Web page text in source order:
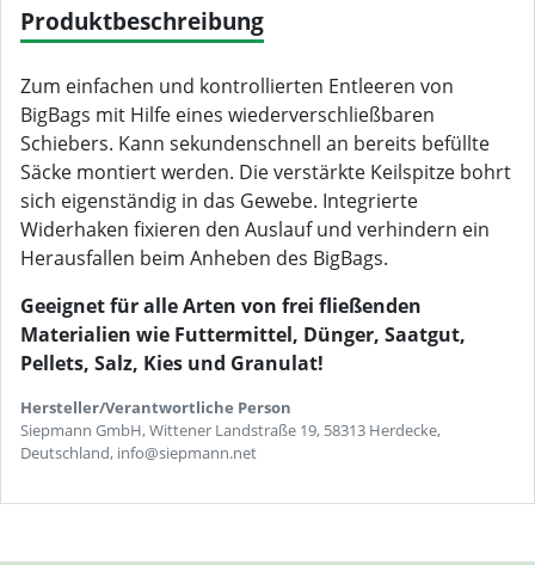
Produktbeschreibung
Zum einfachen und kontrollierten Entleeren von
BigBags mit Hilfe eines wiederverschließbaren
Schiebers. Kann sekundenschnell an bereits befüllte
Säcke montiert werden. Die verstärkte Keilspitze bohrt
sich eigenständig in das Gewebe. Integrierte
Widerhaken fixieren den Auslauf und verhindern ein
Herausfallen beim Anheben des BigBags.
Geeignet für alle Arten von frei fließenden
Materialien wie Futtermittel, Dünger, Saatgut,
Pellets, Salz, Kies und Granulat!
Hersteller/Verantwortliche Person
Siepmann GmbH, Wittener Landstraße 19, 58313 Herdecke,
Deutschland, info@siepmann.net